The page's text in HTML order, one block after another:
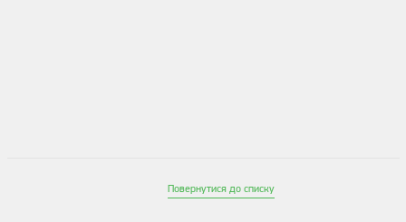
Повернутися до списку